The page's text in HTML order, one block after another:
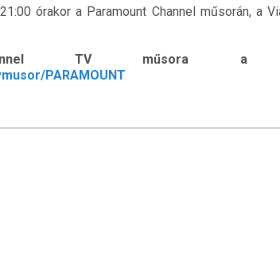
órakor a Paramount Channel műsorán, a
TV műsora a
PARAMOUNT